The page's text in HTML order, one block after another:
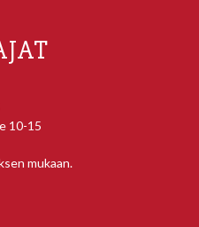
10-15
mukaan.